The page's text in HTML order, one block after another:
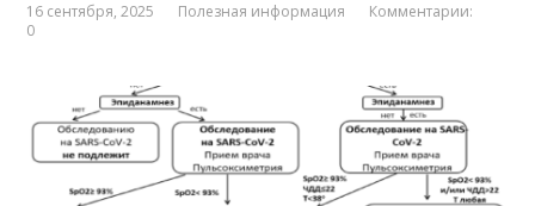
16 сентября, 2025 Полезная информация
Комментарии:
0